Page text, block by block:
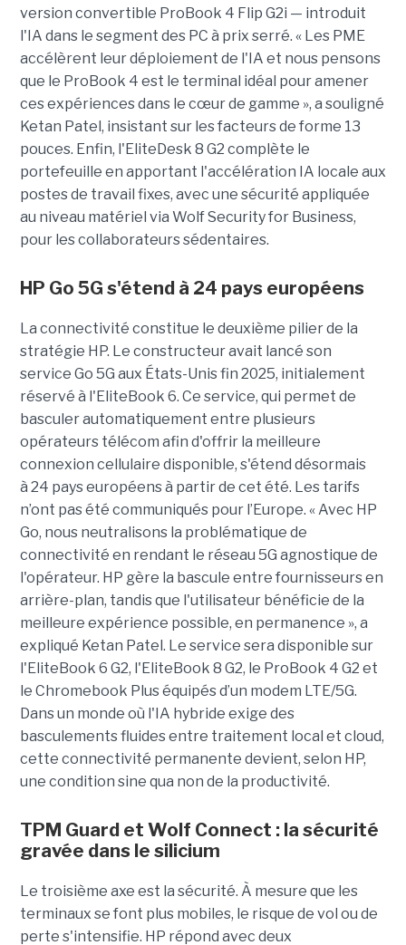
version convertible ProBook 4 Flip G2i — introduit
l'IA dans le segment des PC à prix serré. « Les PME
accélèrent leur déploiement de l'IA et nous pensons
que le ProBook 4 est le terminal idéal pour amener
ces expériences dans le cœur de gamme », a souligné
Ketan Patel, insistant sur les facteurs de forme 13
pouces. Enfin, l'EliteDesk 8 G2 complète le
portefeuille en apportant l'accélération IA locale aux
postes de travail fixes, avec une sécurité appliquée
au niveau matériel via Wolf Security for Business,
pour les collaborateurs sédentaires.
HP Go 5G s'étend à 24 pays européens
La connectivité constitue le deuxième pilier de la
stratégie HP. Le constructeur avait lancé son
service Go 5G aux États-Unis fin 2025, initialement
réservé à l'EliteBook 6. Ce service, qui permet de
basculer automatiquement entre plusieurs
opérateurs télécom afin d'offrir la meilleure
connexion cellulaire disponible, s'étend désormais
à 24 pays européens à partir de cet été. Les tarifs
n’ont pas été communiqués pour l’Europe. « Avec HP
Go, nous neutralisons la problématique de
connectivité en rendant le réseau 5G agnostique de
l'opérateur. HP gère la bascule entre fournisseurs en
arrière-plan, tandis que l'utilisateur bénéficie de la
meilleure expérience possible, en permanence », a
expliqué Ketan Patel. Le service sera disponible sur
l'EliteBook 6 G2, l'EliteBook 8 G2, le ProBook 4 G2 et
le Chromebook Plus équipés d’un modem LTE/5G.
Dans un monde où l'IA hybride exige des
basculements fluides entre traitement local et cloud,
cette connectivité permanente devient, selon HP,
une condition sine qua non de la productivité.
TPM Guard et Wolf Connect : la sécurité
gravée dans le silicium
Le troisième axe est la sécurité. À mesure que les
terminaux se font plus mobiles, le risque de vol ou de
perte s'intensifie. HP répond avec deux